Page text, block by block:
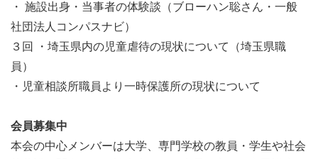
・ 施設出身・当事者の体験談（ブローハン聡さん・一般
社団法人コンパスナビ）
３回 ・埼玉県内の児童虐待の現状について（埼玉県職
員）
・児童相談所職員より一時保護所の現状について
会員募集中
本会の中心メンバーは大学、専門学校の教員・学生や社会